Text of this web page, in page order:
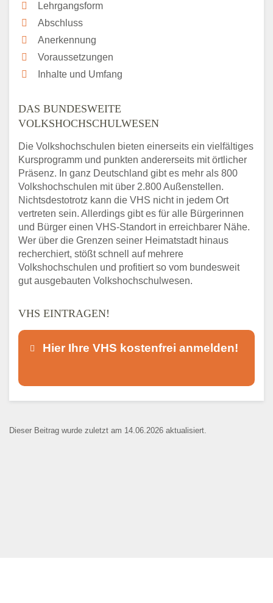
Lehrgangsform
Abschluss
Anerkennung
Voraussetzungen
Inhalte und Umfang
DAS BUNDESWEITE
VOLKSHOCHSCHULWESEN
Die Volkshochschulen bieten einerseits ein vielfältiges
Kursprogramm und punkten andererseits mit örtlicher
Präsenz. In ganz Deutschland gibt es mehr als 800
Volkshochschulen mit über 2.800 Außenstellen.
Nichtsdestotrotz kann die VHS nicht in jedem Ort
vertreten sein. Allerdings gibt es für alle Bürgerinnen
und Bürger einen VHS-Standort in erreichbarer Nähe.
Wer über die Grenzen seiner Heimatstadt hinaus
recherchiert, stößt schnell auf mehrere
Volkshochschulen und profitiert so vom bundesweit
gut ausgebauten Volkshochschulwesen.
VHS EINTRAGEN!
Hier Ihre VHS kostenfrei anmelden!
Kontaktaufnahme und ist nicht
Dieser Beitrag wurde zuletzt am 14.06.2026 aktualisiert.